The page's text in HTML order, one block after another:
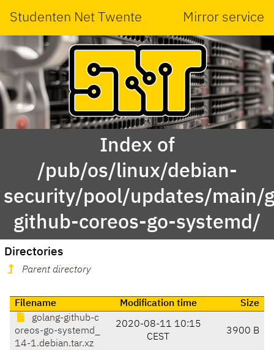
Studenten Net Twente Mirror service
Index of
/pub/os/linux/debian-
security/pool/updates/main/
github-coreos-go-systemd/
Directories
Parent directory
Filename Modification time
Size
golang-github-c
oreos-go-systemd_
14-1.debian.tar.xz
2020-08-11 10:15
CEST
3900 B